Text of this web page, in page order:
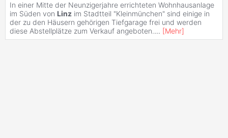
In einer Mitte der Neunzigerjahre errichteten Wohnhausanlage
im Süden von Linz im Stadtteil "Kleinmünchen" sind einige in
der zu den Häusern gehörigen Tiefgarage frei und werden
diese Abstellplätze zum Verkauf angeboten.... [Mehr]